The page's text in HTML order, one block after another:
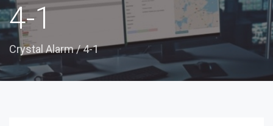
4-1
Crystal Alarm/4-1